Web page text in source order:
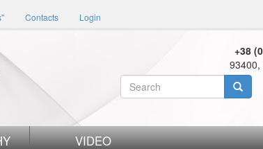
Contacts Login
+38
93400,
Search
form
VIDEO